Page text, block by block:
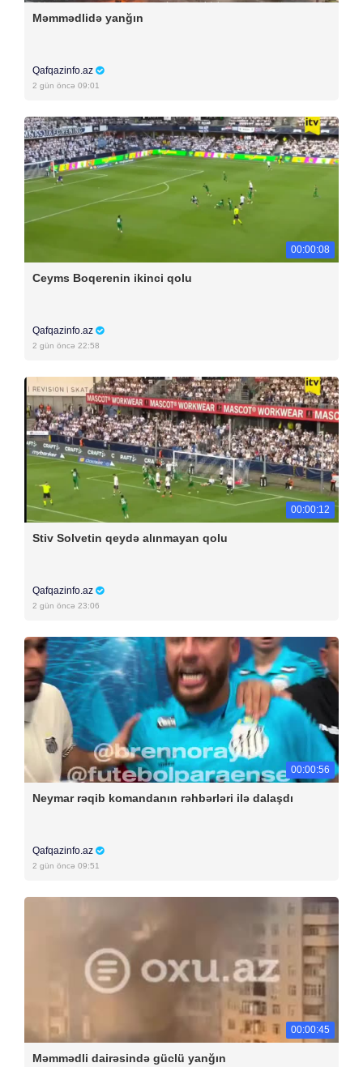
Məmmədlidə yanğın
Qafqazinfo.az
2 gün öncə 09:01
00:00:08
Ceyms Boqerenin ikinci qolu
Qafqazinfo.az
2 gün öncə 22:58
00:00:12
Stiv Solvetin qeydə alınmayan qolu
Qafqazinfo.az
2 gün öncə 23:06
00:00:56
Neymar rəqib komandanın rəhbərləri ilə dalaşdı
Qafqazinfo.az
2 gün öncə 09:51
00:00:45
Məmmədli dairəsində güclü yanğın